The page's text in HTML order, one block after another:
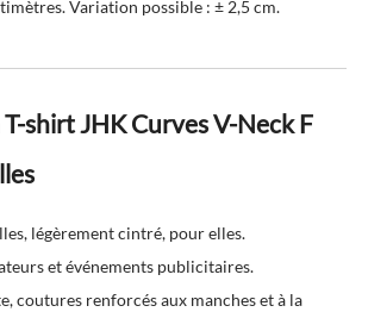
Variation possible : ± 2,5 cm.
shirt JHK Curves V-Neck F
légèrement cintré, pour elles.
et événements publicitaires.
coutures renforcés aux manches et à la